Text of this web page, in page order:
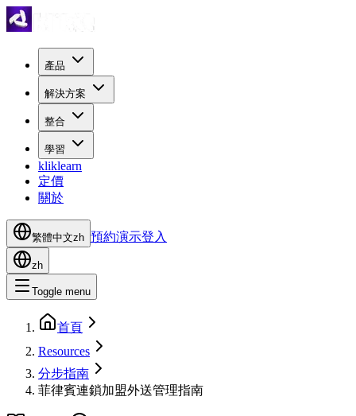
產品
解決方案
整合
學習
kliklearn
定價
關於
繁體中文zh 預約演示登入
zh
Toggle menu
首頁
Resources
分步指南
菲律賓連鎖加盟外送管理指南